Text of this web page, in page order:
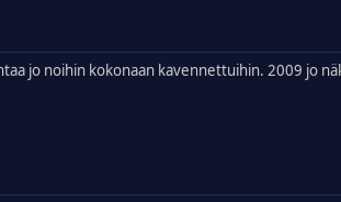
jo noihin kokonaan kavennettuihin. 2009 jo